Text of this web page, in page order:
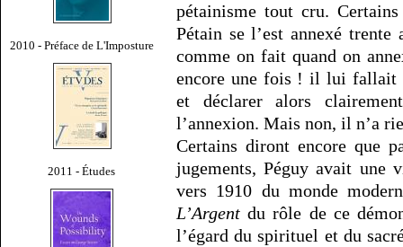
2010 - Préface de L'Imposture
2011 - Études
pétainisme tout cru.
Pétain se l’est annexé
comme on fait quand on
encore une fois ! il lui fallait
et déclarer alors
l’annexion. Mais non, il n’a
Certains diront encore que
jugements, Péguy avait une
vers 1910 du monde
L’Argent du rôle de ce
l’égard du spirituel et du